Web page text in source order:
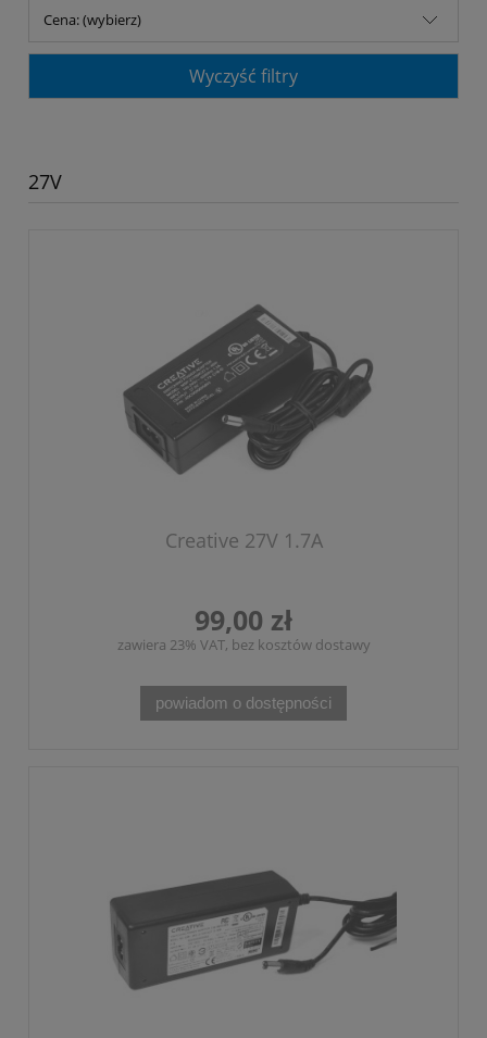
Cena: (wybierz)
Wyczyść filtry
27V
Creative 27V 1.7A
99,00 zł
zawiera 23% VAT, bez kosztów dostawy
powiadom o dostępności